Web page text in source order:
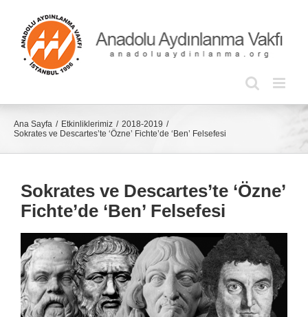
content
Ana Sayfa Etkinliklerimiz
2018-2019
Sokrates ve Descartes’te ‘Özne’ Fichte’de ‘Ben’ Felsefesi
Sokrates ve Descartes’te ‘Özne’
Fichte’de ‘Ben’ Felsefesi